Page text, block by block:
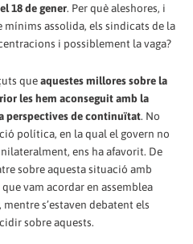
18 de gener. Per què aleshores, i
assolida, els sindicats de la
i possiblement la vaga?
queaquestes millores sobre la
les hem aconseguit amb la
perspectives de continuïtat. No
política, en la qual el govern no
ens ha afavorit. De
sobre aquesta situació amb
vam acordar en assemblea
s’estaven debatent els
sobre aquests.